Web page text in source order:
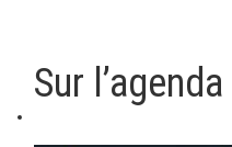
Sur l’agenda